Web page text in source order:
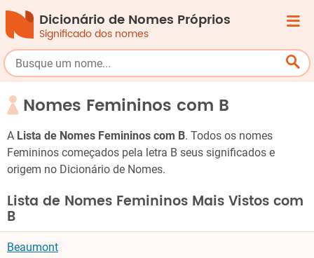
Dicionário de Nomes Próprios
Significado dos nomes
Nomes Femininos com B
A Lista de Nomes Femininos com B. Todos os nomes
Femininos começados pela letra B seus significados e
origem no Dicionário de Nomes.
Lista de Nomes Femininos Mais Vistos com
B
Beaumont